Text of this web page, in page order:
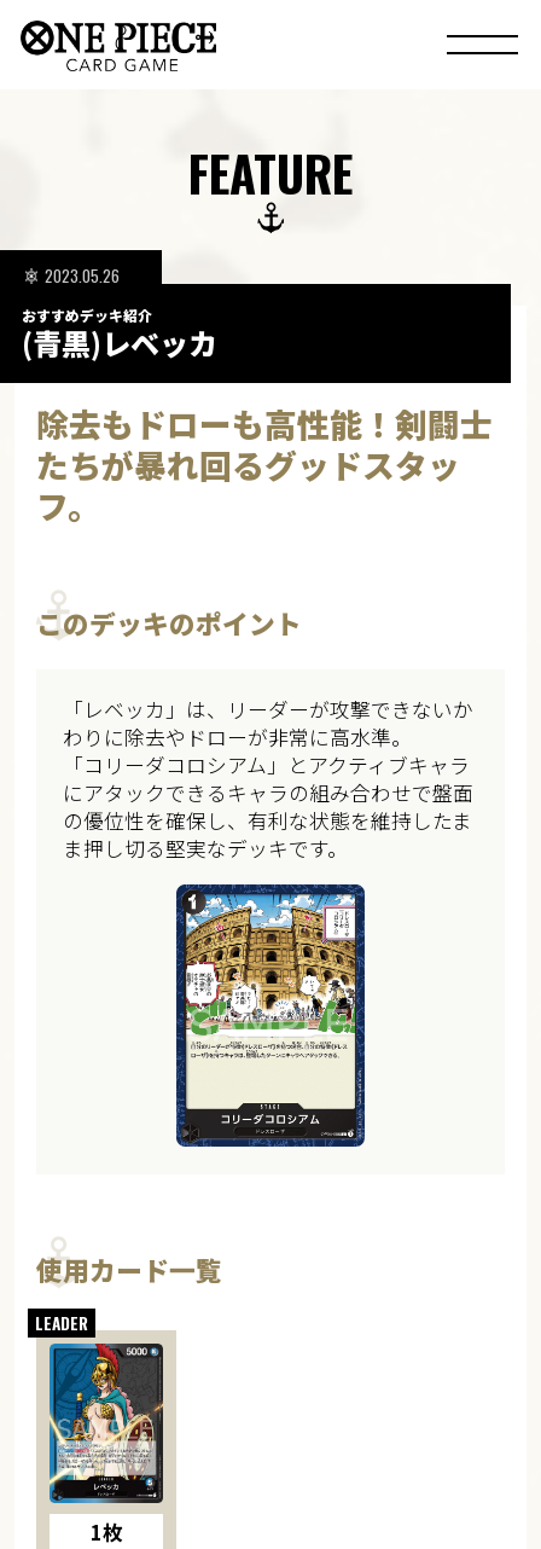
FEATURE
おすすめデッキ紹介
(青黒)レベッカ
2023.05.26
除去もドローも高性能！剣闘士
たちが暴れ回るグッドスタッ
フ。
このデッキのポイント
「レベッカ」は、リーダーが攻撃できないか
わりに除去やドローが非常に高水準。
「コリーダコロシアム」とアクティブキャラ
にアタックできるキャラの組み合わせで盤面
の優位性を確保し、有利な状態を維持したま
ま押し切る堅実なデッキです。
使用カード一覧
1枚